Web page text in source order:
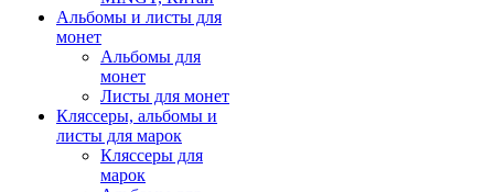
Альбомы и листы для
монет
Альбомы для
монет
Листы для монет
Кляссеры, альбомы и
листы для марок
Кляссеры для
марок